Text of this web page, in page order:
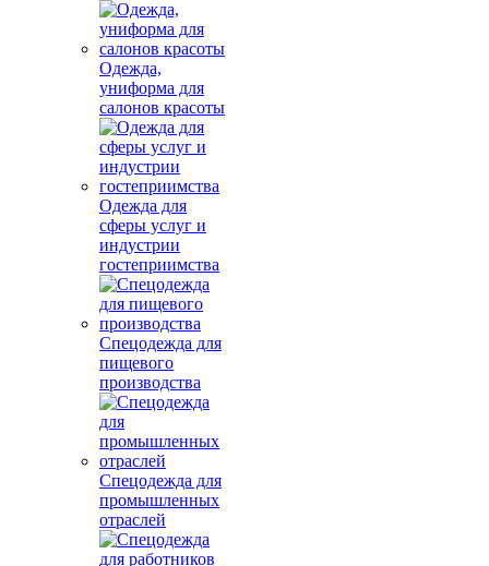
Одежда,
униформа для
салонов красоты
Одежда для
сферы услуг и
индустрии
гостеприимства
Спецодежда для
пищевого
производства
Спецодежда для
промышленных
отраслей